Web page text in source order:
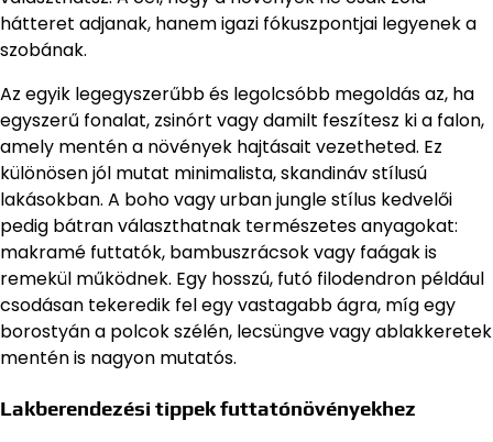
hátteret adjanak, hanem igazi fókuszpontjai legyenek a
szobának.
Az egyik legegyszerűbb és legolcsóbb megoldás az, ha
egyszerű fonalat, zsinórt vagy damilt feszítesz ki a falon,
amely mentén a növények hajtásait vezetheted. Ez
különösen jól mutat minimalista, skandináv stílusú
lakásokban. A boho vagy urban jungle stílus kedvelői
pedig bátran választhatnak természetes anyagokat:
makramé futtatók, bambuszrácsok vagy faágak is
remekül működnek. Egy hosszú, futó filodendron például
csodásan tekeredik fel egy vastagabb ágra, míg egy
borostyán a polcok szélén, lecsüngve vagy ablakkeretek
mentén is nagyon mutatós.
Lakberendezési tippek futtatónövényekhez